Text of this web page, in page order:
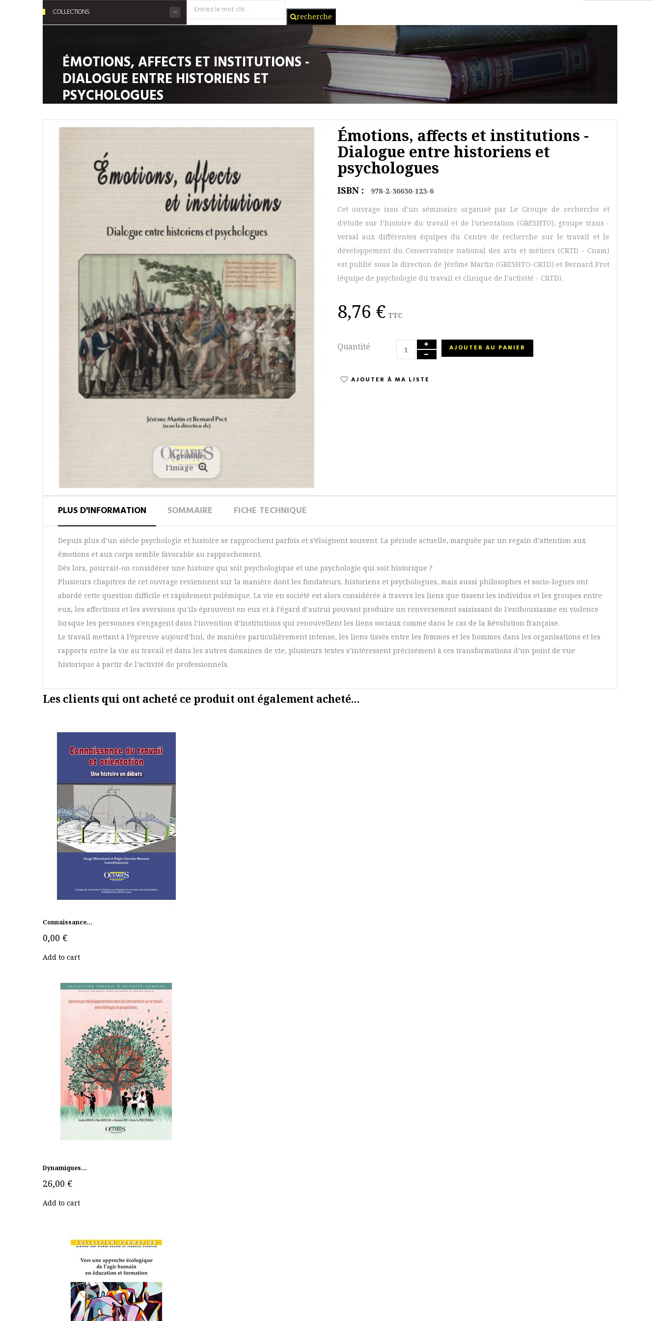
COLLECTIONS recherche
ÉMOTIONS, AFFECTS ET INSTITUTIONS -
DIALOGUE ENTRE HISTORIENS ET
PSYCHOLOGUES
Agrandir
l'image
Émotions, affects et institutions -
Dialogue entre historiens et
psychologues
ISBN :
978-2-36630-123-6
Cet ouvrage issu d’un séminaire organisé par Le Groupe de recherche et
d’étude sur l’histoire du travail et de l’orientation (GRESHTO), groupe trans -
versal aux différentes équipes du Centre de recherche sur le travail et le
développement du Conservatoire national des arts et métiers (CRTD - Cnam)
est publié sous la direction de Jérôme Martin (GRESHTO-CRTD) et Bernard Prot
(équipe de psychologie du travail et clinique de l’activité - CRTD).
8,76 € TTC
Quantité AJOUTER AU PANIER
AJOUTER À MA LISTE
PLUS D'INFORMATION SOMMAIRE FICHE TECHNIQUE
Depuis plus d’un siècle psychologie et histoire se rapprochent parfois et s’éloignent souvent. La période actuelle, marquée par un regain d’attention aux
émotions et aux corps semble favorable au rapprochement.
Dès lors, pourrait-on considérer une histoire qui soit psychologique et une psychologie qui soit historique ?
Plusieurs chapitres de cet ouvrage reviennent sur la manière dont les fondateurs, historiens et psychologues, mais aussi philosophes et socio-logues ont
abordé cette question difficile et rapidement polémique. La vie en société est alors considérée à travers les liens que tissent les individus et les groupes entre
eux, les affections et les aversions qu’ils éprouvent en eux et à l’égard d’autrui pouvant produire un renversement saisissant de l’enthousiasme en violence
lorsque les personnes s’engagent dans l’invention d’institutions qui renouvellent les liens sociaux comme dans le cas de la Révolution française.
Le travail mettant à l’épreuve aujourd’hui, de manière particulièrement intense, les liens tissés entre les femmes et les hommes dans les organisations et les
rapports entre la vie au travail et dans les autres domaines de vie, plusieurs textes s’intéressent précisément à ces transformations d’un point de vue
historique à partir de l’activité de professionnels.
Les clients qui ont acheté ce produit ont également acheté...
Connaissance...
0,00 €
Add to cart
Dynamiques...
26,00 €
Add to cart